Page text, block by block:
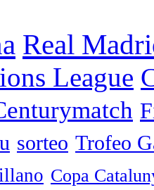
Real
League
sorteo Trofeo
Copa